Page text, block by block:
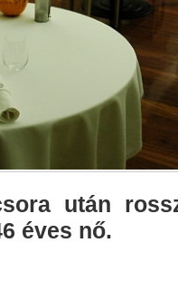
után
éves nő.